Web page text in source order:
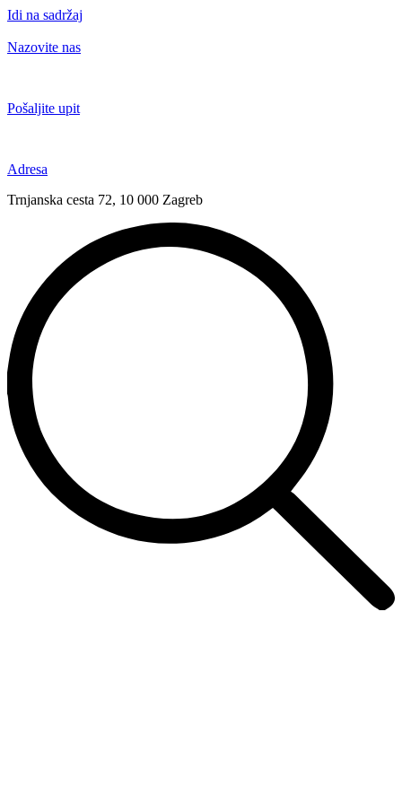
Idi na sadržaj
Nazovite nas
Pošaljite upit
Adresa
Trnjanska cesta 72, 10 000 Zagreb